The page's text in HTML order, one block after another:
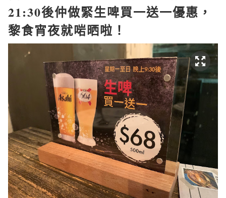
21:30後仲做緊生啤買一送一優惠，
黎食宵夜就啱晒啦！